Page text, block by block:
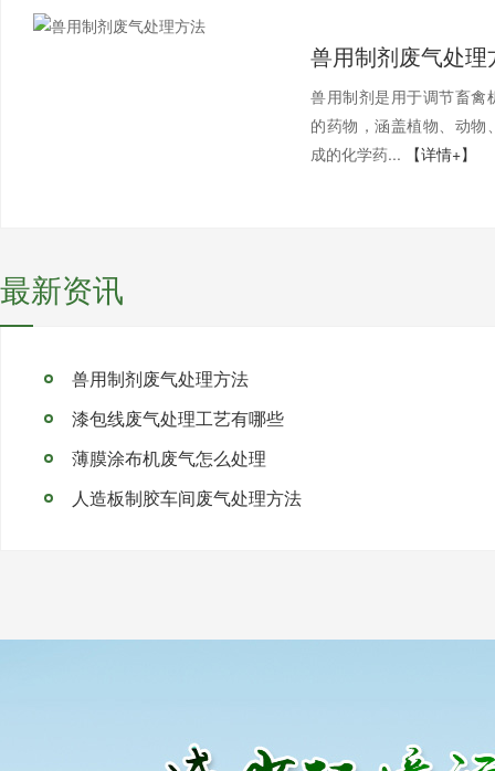
兽用制剂废气处理
兽用制剂是用于调节畜禽
的药物，涵盖植物、动物
成的化学药...
【详情+】
最新资讯
兽用制剂废气处理方法
漆包线废气处理工艺有哪些
薄膜涂布机废气怎么处理
人造板制胶车间废气处理方法